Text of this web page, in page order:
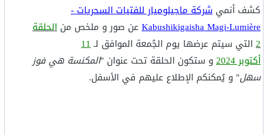
كشف أنمي شركة ماجيلوميار للفتيات السحريات -
Kabushikigaisha Magi-Lumière عن صور و ملخص من الحلقة
2 التي سيتم عرضها يوم الجُمعة الموافق لـ11
أكتوبر 2024
و ستكون الحلقة تحت عنوان "المكنسة هي فوز
سهل" و يُمكنكم الإطلاع عليهم في الأسفل.